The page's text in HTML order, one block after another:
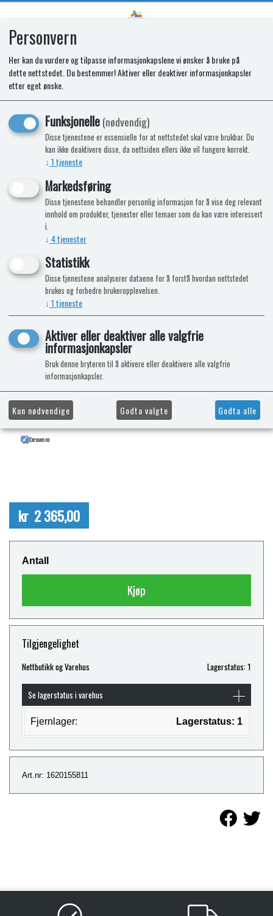
SPARES KIT - TAPS. STRAIGHT.
(TYPE S)
kr 2 365,00
Antall
Kjøp
Tilgjengelighet
Nettbutikk og Varehus Lagerstatus: 1
Se lagerstatus i varehus
Fjernlager: Lagerstatus: 1
Art.nr: 1620155811
Personvern
Her kan du vurdere og tilpasse informasjonkapslene vi ønsker å bruke på
dette nettstedet. Du bestemmer! Aktiver eller deaktiver informasjonkapsler
etter eget ønske.
Funksjonelle(nødvendig)
Disse tjenestene er essensielle for at nettstedet skal være brukbar. Du
kan ikke deaktivere disse, da nettsiden ellers ikke vil fungere korrekt.
↓ 1tjeneste
Markedsføring
Disse tjenestene behandler personlig informasjon for å vise deg relevant
innhold om produkter, tjenester eller temaer som du kan være interessert
i.
↓ 4tjenester
Statistikk
Disse tjenestene analyserer dataene for å forstå hvordan nettstedet
brukes og forbedre brukeropplevelsen.
↓ 1tjeneste
Aktiver eller deaktiver alle valgfrie
informasjonkapsler
Bruk denne bryteren til å aktivere eller deaktivere alle valgfrie
informasjonkapsler.
Kun nødvendige Godta valgte Godta alle